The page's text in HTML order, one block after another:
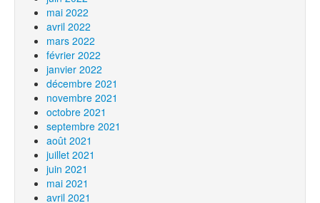
mai 2022
avril 2022
mars 2022
février 2022
janvier 2022
décembre 2021
novembre 2021
octobre 2021
septembre 2021
août 2021
juillet 2021
juin 2021
mai 2021
avril 2021